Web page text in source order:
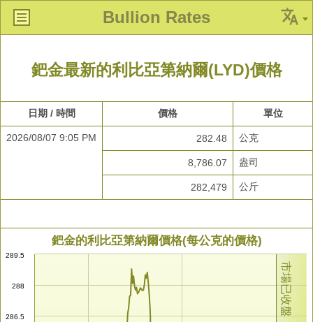
Bullion Rates
鈀金最新的利比亞第納爾(LYD)價格
日期 / 時間 價格 單位
2026/08/07 9:05 PM 282.48 公克
8,786.07 盎司
282,479 公斤
市場已收盤
鈀金的利比亞第納爾價格(每公克的價格)
286.5
288
289.5